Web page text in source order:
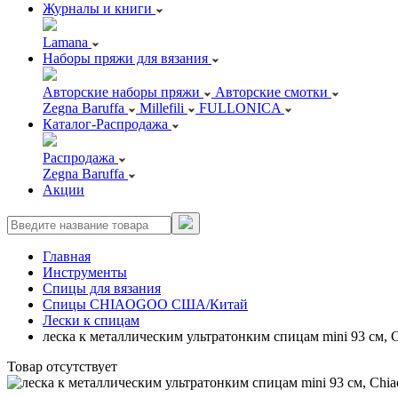
Журналы и книги
Lamana
Наборы пряжи для вязания
Авторские наборы пряжи
Авторские смотки
Zegna Baruffa
Millefili
FULLONICA
Каталог-Распродажа
Распродажа
Zegna Baruffa
Акции
Главная
Инструменты
Спицы для вязания
Спицы CHIAOGOO США/Китай
Лески к спицам
леска к металлическим ультратонким спицам mini 93 см,
Товар отсутствует